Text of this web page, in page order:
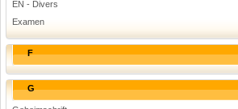
EN - Divers
Examen
F
G